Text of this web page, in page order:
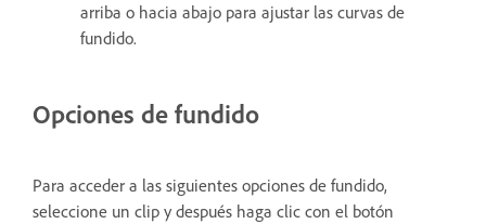
arriba o hacia abajo para ajustar las curvas de
fundido.
Opciones de fundido
Para acceder a las siguientes opciones de fundido,
seleccione un clip y después haga clic con el botón